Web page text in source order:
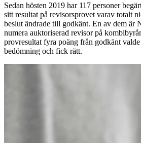
Sedan hösten 2019 har 117 personer
sitt resultat på revisorsprovet varav totalt
beslut ändrade till godkänt. En av dem är
numera auktoriserad revisor på
provresultat fyra poäng från godkänt
bedömning och fick rätt.